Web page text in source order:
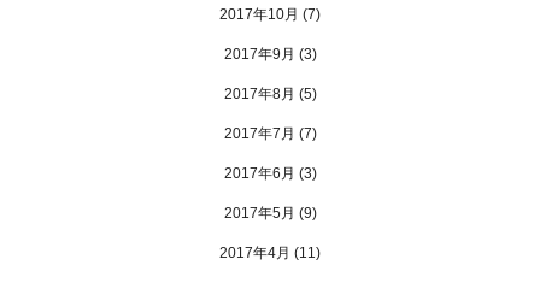
2017年10月 (7)
2017年9月 (3)
2017年8月 (5)
2017年7月 (7)
2017年6月 (3)
2017年5月 (9)
2017年4月 (11)